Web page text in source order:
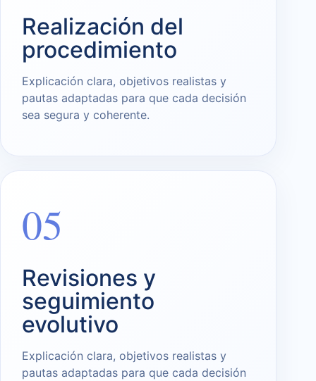
Realización del
procedimiento
Explicación clara, objetivos realistas y
pautas adaptadas para que cada decisión
sea segura y coherente.
05
Revisiones y
seguimiento
evolutivo
Explicación clara, objetivos realistas y
pautas adaptadas para que cada decisión